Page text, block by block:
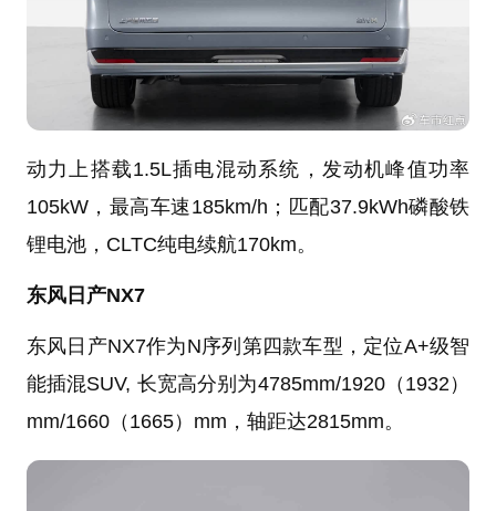
动力上搭载1.5L插电混动系统，发动机峰值功率
105kW，最高车速185km/h；匹配37.9kWh磷酸铁
锂电池，CLTC纯电续航170km。
东风日产NX7
东风日产NX7作为N序列第四款车型，定位A+级智
能插混SUV, 长宽高分别为4785mm/1920（1932）
mm/1660（1665）mm，轴距达2815mm。